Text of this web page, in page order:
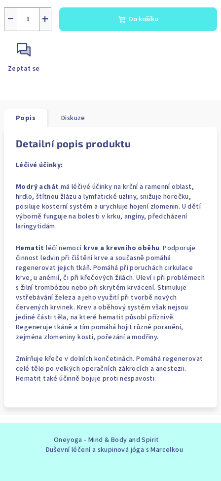
+
− Do košíku
Zeptat se
Popis Diskuze
Detailní popis produktu
Léčivé účinky:
Modrý achát má léčivé účinky na krční a ramenní oblast,
hrdlo, štítnou žlázu a lymfatické uzliny, snižuje horečku,
posiluje kosterní systém a urychluje hojení zlomenin. U dětí
výborně funguje na bolesti v krku, angíny, předcházení
laringytidám.
Hematit léčí nemoci krve a krevního oběhu. Podporuje
činnost ledvin při čištění krve a současně pomáhá
regenerovat jejich tkáň. Pomáhá při poruchách cirkulace
krve, u anémií, či při křečových žilách. Uleví i při problémech
s žilní trombózou nebo při skrytém krvácení. Stimuluje
vstřebávání železa a jeho využití při tvorbě nových
červených krvinek. Krev a oběhový systém však nejsou
jediné části těla, na které hematit působí příznivě.
Regeneruje tkáně a tím pomáhá hojit různé poranění,
zejména zlomeniny kostí, pořezání a modřiny.
Zmírňuje křeče v dolních končetinách. Pomáhá regenerovat
celé tělo po velkých operačních zákrocích a anestezii.
Hematit také účinně bojuje proti nespavosti.
Oneyoga - Mind & Body and Spirit
Duševní léčení a skupinová jóga s Marcelkou